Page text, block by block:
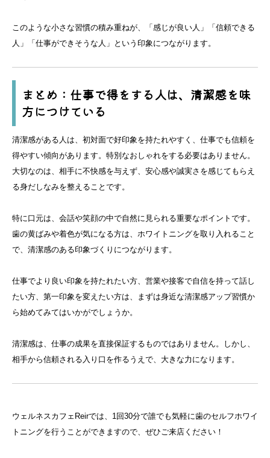
このような小さな習慣の積み重ねが、「感じが良い人」「信頼できる
人」「仕事ができそうな人」という印象につながります。
まとめ：仕事で得をする人は、清潔感を味
方につけている
清潔感がある人は、初対面で好印象を持たれやすく、仕事でも信頼を
得やすい傾向があります。特別なおしゃれをする必要はありません。
大切なのは、相手に不快感を与えず、安心感や誠実さを感じてもらえ
る身だしなみを整えることです。
特に口元は、会話や笑顔の中で自然に見られる重要なポイントです。
歯の黄ばみや着色が気になる方は、ホワイトニングを取り入れること
で、清潔感のある印象づくりにつながります。
仕事でより良い印象を持たれたい方、営業や接客で自信を持って話し
たい方、第一印象を変えたい方は、まずは身近な清潔感アップ習慣か
ら始めてみてはいかがでしょうか。
清潔感は、仕事の成果を直接保証するものではありません。しかし、
相手から信頼される入り口を作るうえで、大きな力になります。
ウェルネスカフェReirでは、1回30分で誰でも気軽に歯のセルフホワイ
トニングを行うことができますので、ぜひご来店ください！